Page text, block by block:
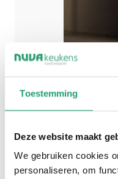
Toestemming
Deze website maakt
We gebruiken cookies
personaliseren, om